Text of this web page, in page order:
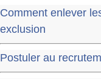
Comment enlever
exclusion
Postuler au